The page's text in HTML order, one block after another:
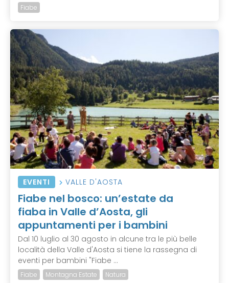
Fiabe
EVENTI VALLE D'AOSTA
Fiabe nel bosco: un’estate da
fiaba in Valle d’Aosta, gli
appuntamenti per i bambini
Dal 10 luglio al 30 agosto in alcune tra le più belle
località della Valle d'Aosta si tiene la rassegna di
eventi per bambini "Fiabe ...
Fiabe Montagna Estate Natura